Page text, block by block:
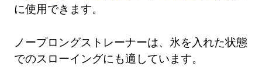
に使用できます。
ノープロングストレーナーは、氷を入れた状態
でのスローイングにも適しています。